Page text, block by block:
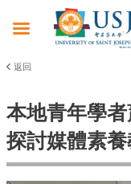
返回
本地青年學
探討媒體素